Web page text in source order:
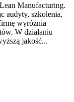
Manufacturing.
audyty, szkolenia,
wyróżnia
W działaniu
jakość...